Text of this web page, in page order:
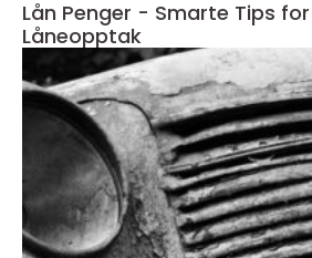
Lån Penger - Smarte Tips
Låneopptak